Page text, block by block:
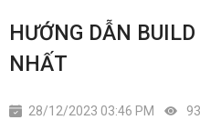
HƯỚNG DẪN
NHẤT
28/12/2023 03:46 PM